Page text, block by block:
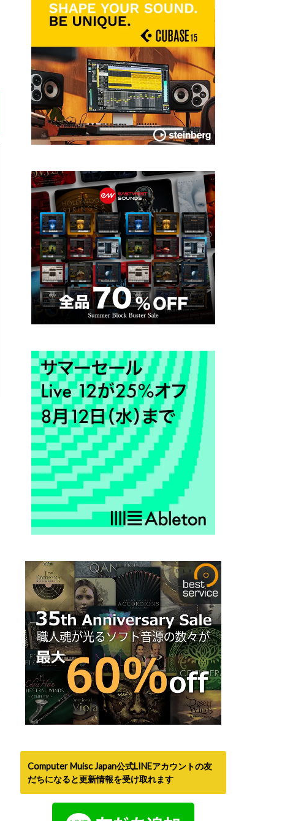
Computer Muisc Japan公式LINEアカウントの友
だちになると更新情報を受け取れます